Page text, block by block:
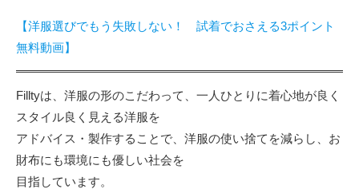
【洋服選びでもう失敗しない！ 試着でおさえる3ポイント
無料動画】
Filltyは、洋服の形のこだわって、一人ひとりに着心地が良く
スタイル良く見える洋服を
アドバイス・製作することで、洋服の使い捨てを減らし、お
財布にも環境にも優しい社会を
目指しています。